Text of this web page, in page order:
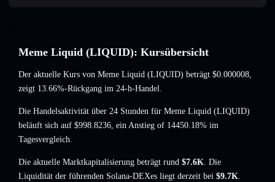
Meme Liquid (LIQUID): Kursübersicht
Der aktuelle Kurs von Meme Liquid (LIQUID) beträgt $0.000008,
zeigt 13.66%-Rückgang im 24-h-Handel.
Die Handelsaktivität über 24 Stunden für Meme Liquid (LIQUID)
beläuft sich auf $998.8236, ein Anstieg of 14450.18% im
Tagesvergleich.
Die aktuelle Marktkapitalisierung beträgt rund $7.6K. Die
Liquidität der führenden Solana-DEXes liegt derzeit bei $9.7K.